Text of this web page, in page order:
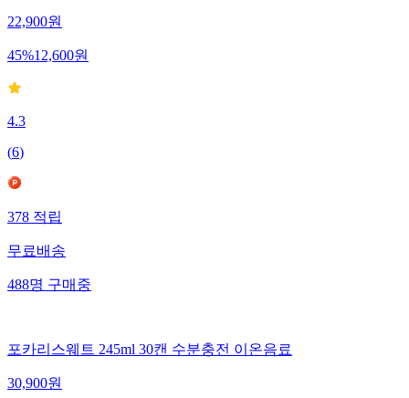
22,900원
45%12,600원
4.3
(6)
378적립
무료배송
488명구매중
포카리스웨트 245ml 30캔 수분충전 이온음료
30,900원